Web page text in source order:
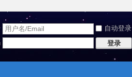
自动登录
登录